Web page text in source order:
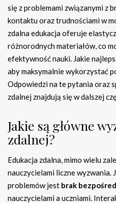
się z problemami związanymi z
kontaktu oraz trudnościami w
zdalna edukacja oferuje
różnorodnych materiałów, co
efektywność nauki. Jakie
aby maksymalnie wykorzystać
Odpowiedzi na te pytania oraz
zdalnej znajdują się w dalszej
Jakie są główne
zdalnej?
Edukacja zdalna, mimo wielu
nauczycielami liczne wyzwania.
problemów jest brak
nauczycielami a uczniami.